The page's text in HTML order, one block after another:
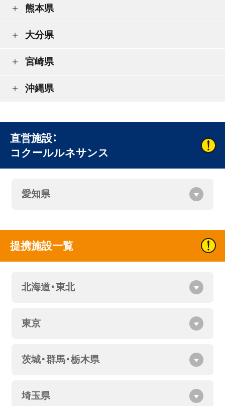
熊本県
大分県
宮崎県
沖縄県
直営施設：
コクールルネサンス
愛知県
提携施設一覧
北海道・東北
東京
茨城・群馬・栃木県
埼玉県